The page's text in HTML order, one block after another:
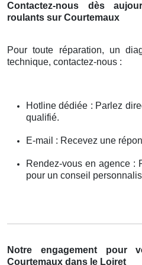
Contactez-nous dès
roulants sur Courtemaux
Pour toute réparation, un
technique, contactez-nous :
Hotline dédiée : Parlez
qualifié.
E-mail : Recevez une
Rendez-vous en agence :
pour un conseil
Notre engagement pour
Courtemaux dans le Loiret